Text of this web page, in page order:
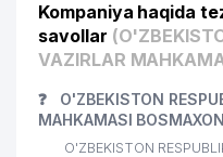
24
MEHRIBONLIK
25
RESPUBLIKA
Kompaniya haqida
savollar
VAZIRLAR
❓
O'ZBEKISTON
MAHKAMASI
O'ZBEKISTON